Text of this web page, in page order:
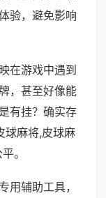
验，避免影响
在游戏中遇到
，甚至好像能
有挂？确实存
球麻将,皮球麻
。
用辅助工具，